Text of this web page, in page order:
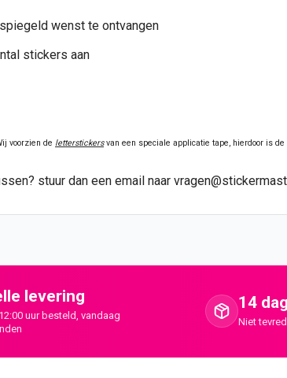
wenst te ontvangen
stickers aan
voorzien de letterstickersvan een speciale applicatie tape, hierdoor is
stuur dan een email naar
levering
uur besteld, vandaag
14
Niet